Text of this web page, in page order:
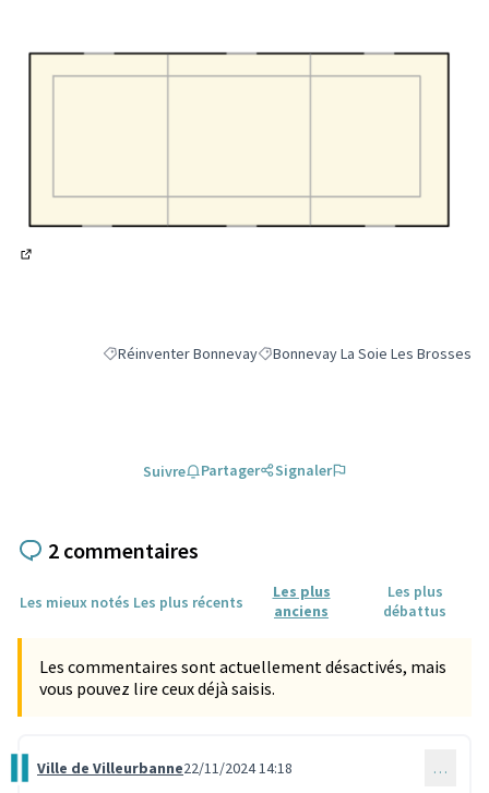
Filtrer les résultats de la catégorie : Réinventer Bonnevay
Réinventer BonnevayFiltrer les résultats pour le secteur
Bonnevay La Soie Les Brosses
Suivre Partager Signaler
2 commentaires
Les mieux notés Les plus récents
Les plus
anciens
Les plus
débattus
Les commentaires sont actuellement désactivés, mais
vous pouvez lire ceux déjà saisis.
Commentaire 3623
Ville de Villeurbanne22/11/2024 14:18 …